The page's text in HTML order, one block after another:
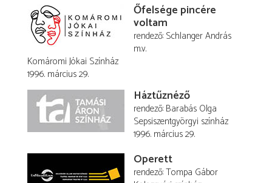
Őfelsége pincére
voltam
rendező Schlanger András
m.v.
Komáromi Jókai Színház
1996. március 29.
Háztűznéző
rendező Barabás Olga
Sepsiszentgyörgyi színház
1996. március 29.
Operett
rendező Tompa Gábor